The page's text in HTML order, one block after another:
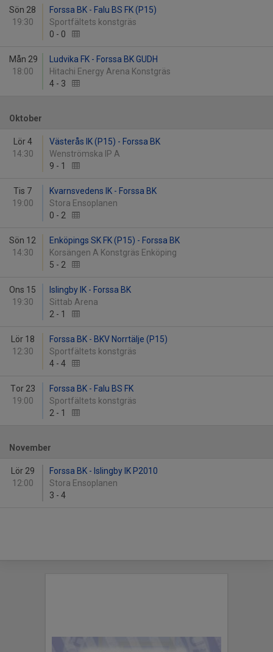
Sön 28
19:30
Forssa BK - Falu BS FK (P15)
Sportfältets konstgräs
0 - 0
Mån 29
18:00
Ludvika FK - Forssa BK GUDH
Hitachi Energy Arena Konstgräs
4 - 3
Oktober
Lör 4
14:30
Västerås IK (P15) - Forssa BK
Wenströmska IP A
9 - 1
Tis 7
19:00
Kvarnsvedens IK - Forssa BK
Stora Ensoplanen
0 - 2
Sön 12
14:30
Enköpings SK FK (P15) - Forssa BK
Korsängen A Konstgräs Enköping
5 - 2
Ons 15
19:30
Islingby IK - Forssa BK
Sittab Arena
2 - 1
Lör 18
12:30
Forssa BK - BKV Norrtälje (P15)
Sportfältets konstgräs
4 - 4
Tor 23
19:00
Forssa BK - Falu BS FK
Sportfältets konstgräs
2 - 1
November
Lör 29
12:00
Forssa BK - Islingby IK P2010
Stora Ensoplanen
3 - 4